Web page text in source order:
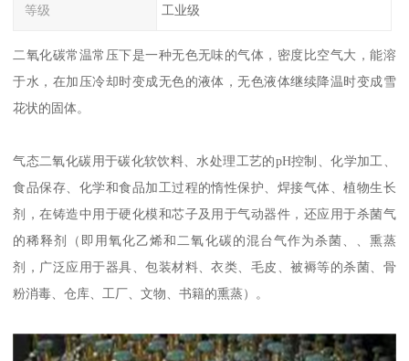
等级 工业级
二氧化碳常温常压下是一种无色无味的气体，密度比空气大，能溶
于水，在加压冷却时变成无色的液体，无色液体继续降温时变成雪
花状的固体。
气态二氧化碳用于碳化软饮料、水处理工艺的pH控制、化学加工、
食品保存、化学和食品加工过程的惰性保护、焊接气体、植物生长
剂，在铸造中用于硬化模和芯子及用于气动器件，还应用于杀菌气
的稀释剂（即用氧化乙烯和二氧化碳的混台气作为杀菌、、熏蒸
剂，广泛应用于器具、包装材料、衣类、毛皮、被褥等的杀菌、骨
粉消毒、仓库、工厂、文物、书籍的熏蒸）。